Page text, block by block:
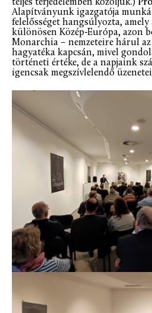
teljes terjedelemben közöljük.)
Alapítványunk igazgatója
felelősséget hangsúlyozta, amely
különösen Közép-Európa, azon
Monarchia – nemzeteire hárul
hagyatéka kapcsán, mivel
történeti értéke, de a napjaink
igencsak megszívlelendő